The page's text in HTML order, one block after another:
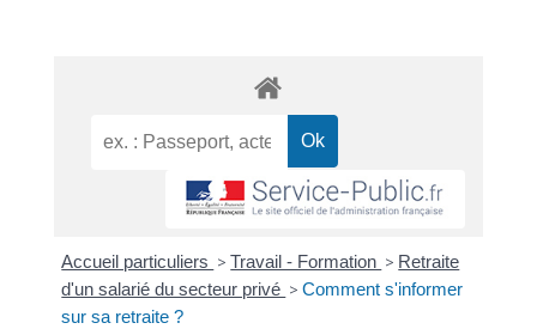
Accueil particuliers > Travail - Formation > Retraite
d'un salarié du secteur privé > Comment s'informer
sur sa retraite ?